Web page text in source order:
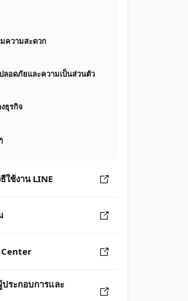
ความสะดวก
ลอดภัยและความเป็นส่วนตัว
ธุรกิจ
ใช้งาน LINE
Center
ระกอบการและ